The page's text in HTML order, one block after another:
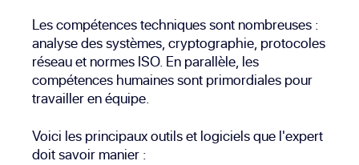
Les compétences techniques sont nombreuses :
analyse des systèmes, cryptographie, protocoles
réseau et normes ISO. En parallèle, les
compétences humaines sont primordiales pour
travailler en équipe.
Voici les principaux outils et logiciels que l'expert
doit savoir manier :